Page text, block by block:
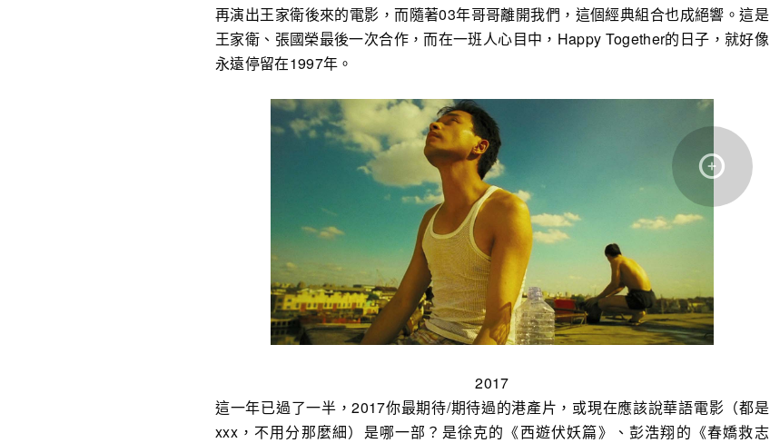
再演出王家衛後來的電影，而隨著03年哥哥離開我們，這個經典組合也成絕響。這是
王家衛、張國榮最後一次合作，而在一班人心目中，Happy Together的日子，就好像
永遠停留在1997年。
2017
這一年已過了一半，2017你最期待/期待過的港產片，或現在應該說華語電影（都是
xxx，不用分那麼細）是哪一部？是徐克的《西遊伏妖篇》、彭浩翔的《春嬌救志